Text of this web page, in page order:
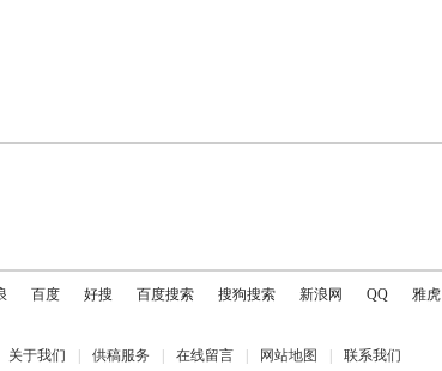
百度 好搜 百度搜索 搜狗搜索 新浪网 QQ 雅虎
关于我们 供稿服务 在线留言 网站地图 联系我们